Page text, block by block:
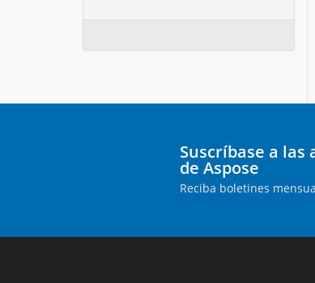
Suscríbase a
de Aspose
Reciba boletines